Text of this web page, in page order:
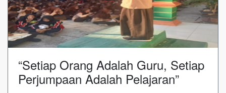
“Setiap Orang Adalah Guru, Setiap
Perjumpaan Adalah Pelajaran”